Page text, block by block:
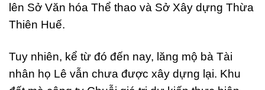
lên Sở Văn hóa Thể thao và Sở Xây dựng Thừa
Thiên Huế.
Tuy nhiên, kể từ đó đến nay, lăng mộ bà Tài
nhân họ Lê vẫn chưa được xây dựng lại. Khu